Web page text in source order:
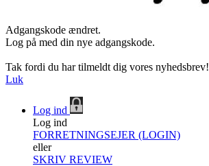
Adgangskode ændret.
Log på med din nye adgangskode.
Tak fordi du har tilmeldt dig vores nyhedsbrev!
Luk
Log ind
Log ind
FORRETNINGSEJER (LOGIN)
eller
SKRIV REVIEW